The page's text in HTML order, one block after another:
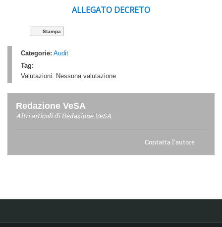
ALLEGATO DECRETO
Stampa
Categorie: Audit
Tag:
Valutazioni: Nessuna valutazione
Redazione VeSA
Altri articoli diRedazione VeSA
Contatta l'autore